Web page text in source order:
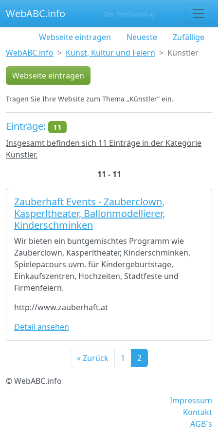
WebABC.info Der Webkatalog
Webseite eintragen Neueste
Zufällige
WebABC.info
Kunst, Kultur und Feiern Künstler
Webseite eintragen
Tragen Sie Ihre Website zum Thema „Künstler“ ein.
Einträge: 11
Insgesamt befinden sich 11 Einträge in der Kategorie
Künstler.
11 - 11
Zauberhaft Events - Zauberclown,
Kasperltheater, Ballonmodellierer,
Kinderschminken
Wir bieten ein buntgemischtes Programm wie
Zauberclown, Kasperltheater, Kinderschminken,
Spielepacours uvm. für Kindergeburtstage,
Einkaufszentren, Hochzeiten, Stadtfeste und
Firmenfeiern.
http://www.zauberhaft.at
Detail ansehen
« Zurück 1 2
© WebABC.info
Impressum
Kontakt
AGB´s